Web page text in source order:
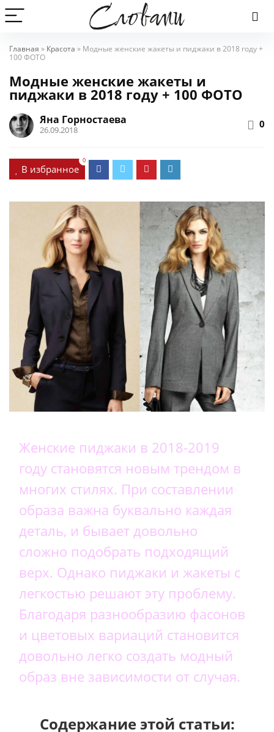
Главная » Красота » Модные женские жакеты и пиджаки в 2018 году +
100 ФОТО
Модные женские жакеты и
пиджаки в 2018 году + 100 ФОТО
Яна Горностаева
26.09.2018 0
В избранное
0
Женские пиджаки в 2018-2019
году становятся новым трендом в
многих стилях. При составлении
образа важна буквально каждая
деталь, и бывает довольно
сложно подобрать подходящий
верх. Однако пиджаки и жакеты с
легкостью решают эту проблему.
Благодаря разнообразию фасонов
и цветовых вариаций становится
довольно легко создать модный
образ вне зависимости от случая.
Содержание этой статьи: